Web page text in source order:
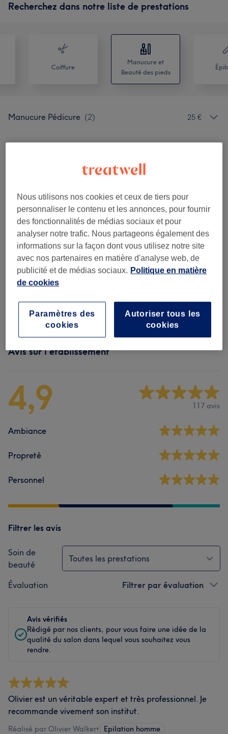
Recherchez dans notre liste de prestations
Coiffure
Manucure et
Beauté des pieds
Manucure Pédicure (2) 25 €
Appuyez sur l'image pour voir plus de détails
Avis sur l'établissement
4,9 117 avis
Ambiance
Propreté
Personnel
Filtrer les avis
Soin de
beauté
Toutes les prestations
Évaluation Filtrer par évaluation
Avis vérifiés
Rédigé par nos clients, pour vous faire une idée de la
qualité du salon dans lequel vous souhaitez vous
rendre.
Olivier est un véritable expert et très professionnel. Je
recommande vivement son institut.
Réalisé par Olivier Walker• Epilation homme
Nous utilisons nos cookies et ceux de tiers pour
personnaliser le contenu et les annonces, pour fournir
des fonctionnalités de médias sociaux et pour
analyser notre trafic. Nous partageons également des
informations sur la façon dont vous utilisez notre site
avec nos partenaires en matière d'analyse web, de
publicité et de médias sociaux. Politique en matière
de cookies
Autoriser tous les
cookies
Paramètres des
cookies